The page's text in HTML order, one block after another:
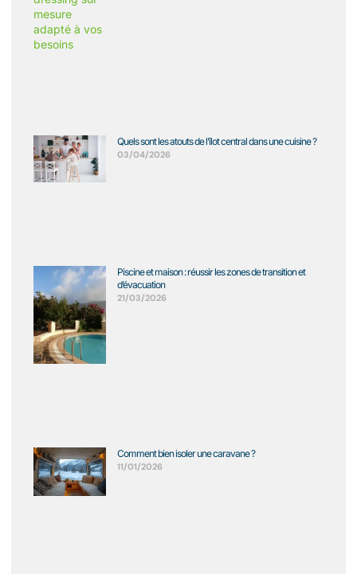
Quels sont les atouts de l’îlot central dans une cuisine ?
03/04/2026
Piscine et maison : réussir les zones de transition et
d’évacuation
21/03/2026
Comment bien isoler une caravane ?
11/01/2026